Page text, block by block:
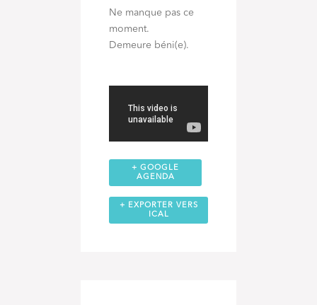
Ne manque pas ce
moment.
Demeure béni(e).
+ GOOGLE
AGENDA
+ EXPORTER VERS
ICAL